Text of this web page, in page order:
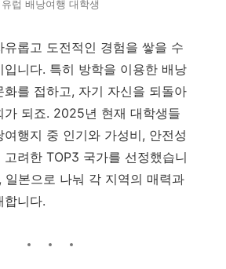
유럽 배낭여행 대학생
롭고 도전적인 경험을 쌓을 수
입니다. 특히 방학을 이용한 배낭
화를 접하고, 자기 자신을 되돌아
가 되죠. 2025년 현재 대학생들
행지 중 인기와 가성비, 안전성
려한 TOP3 국가를 선정했습니
일본으로 나눠 각 지역의 매력과
합니다.